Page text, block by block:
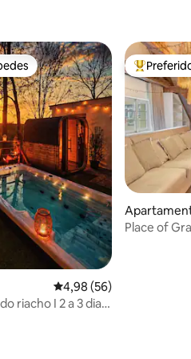
avaliações
dos hóspedes
4,98 de uma avaliação
4,98 (56)
I 2 a 3 dias
Entre os
Place of